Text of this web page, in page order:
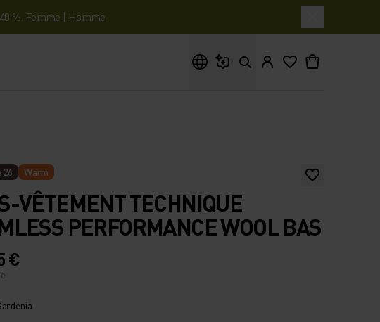
%. Femme | Homme
26 Warm
VÊTEMENT TECHNIQUE
PERFORMANCE WOOL BAS
€